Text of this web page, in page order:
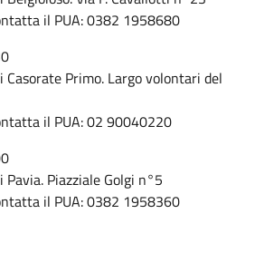
il PUA: 0382 1958680
Casorate Primo. Largo volontari del
il PUA: 02 90040220
Pavia. Piazziale Golgi n°5
il PUA: 0382 1958360